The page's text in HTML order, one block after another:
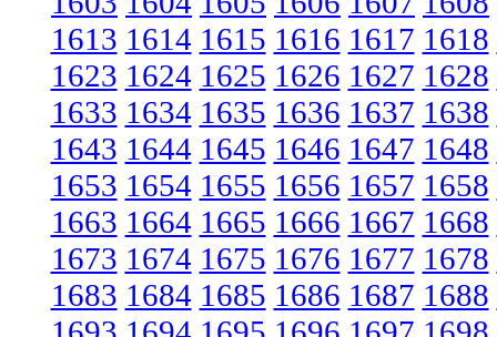
1613 1614 1615 1616 1617 1618
1623 1624 1625 1626 1627 1628
1633 1634 1635 1636 1637 1638
1643 1644 1645 1646 1647 1648
1653 1654 1655 1656 1657 1658
1663 1664 1665 1666 1667 1668
1673 1674 1675 1676 1677 1678
1683 1684 1685 1686 1687 1688